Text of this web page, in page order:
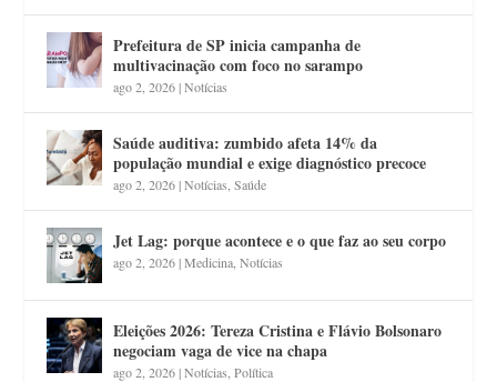
Prefeitura de SP inicia campanha de
multivacinação com foco no sarampo
ago 2, 2026|Notícias
Saúde auditiva: zumbido afeta 14% da
população mundial e exige diagnóstico precoce
ago 2, 2026|Notícias ,Saúde
Jet Lag: porque acontece e o que faz ao seu corpo
ago 2, 2026|Medicina ,Notícias
Eleições 2026: Tereza Cristina e Flávio Bolsonaro
negociam vaga de vice na chapa
ago 2, 2026|Notícias ,Política